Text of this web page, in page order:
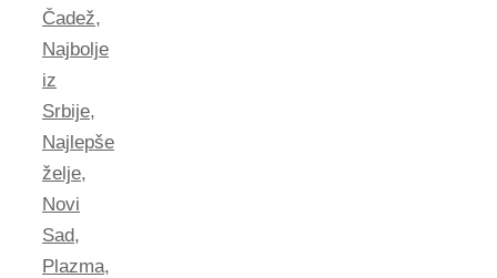
Čadež,
Najbolje
iz
Srbije,
Najlepše
želje,
Novi
Sad,
Plazma,